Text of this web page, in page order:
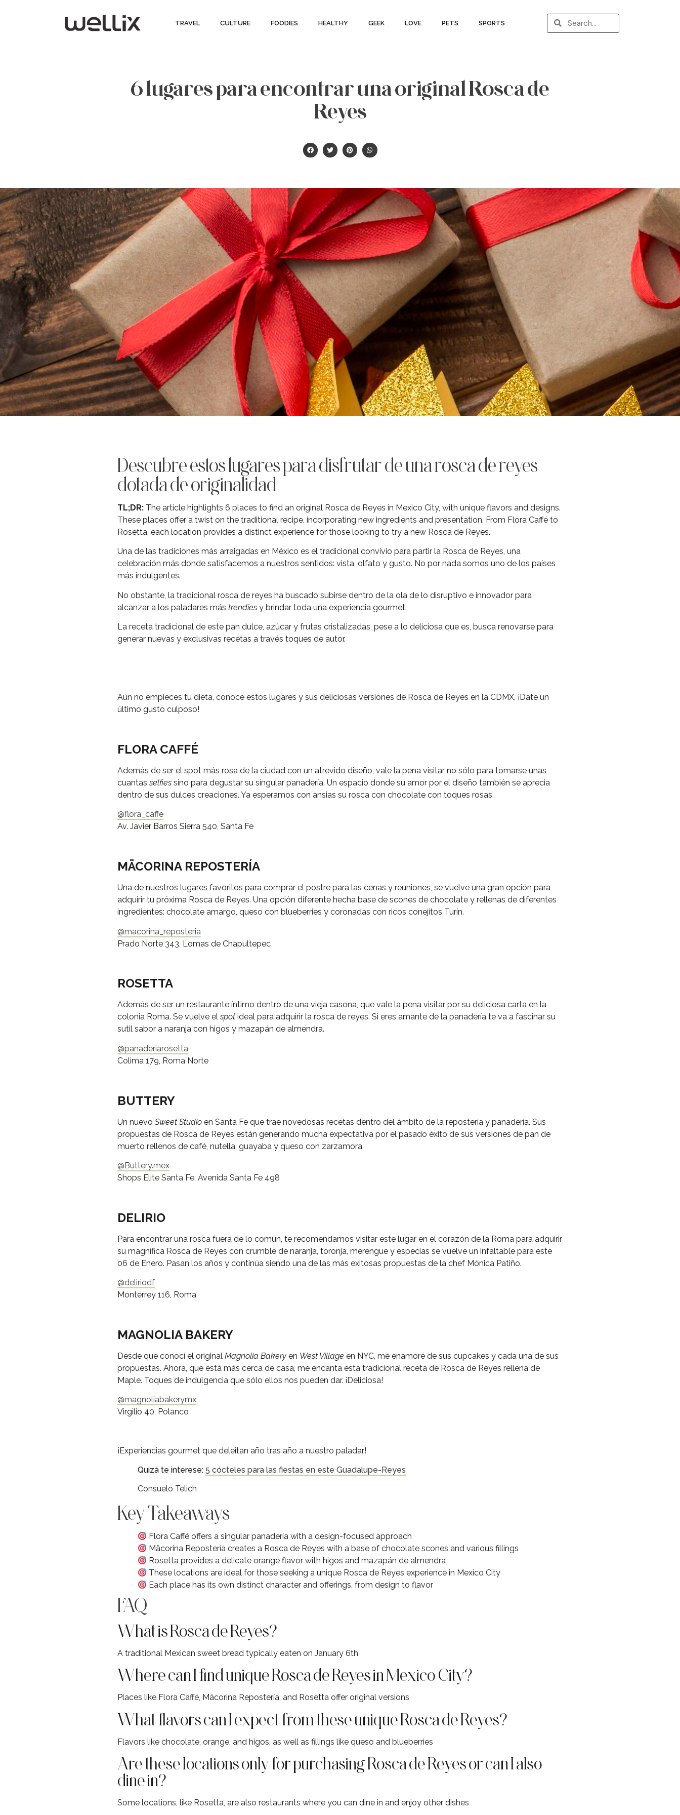
TRAVEL CULTURE FOODIES HEALTHY GEEK LOVE PETS SPORTS
6 lugares para encontrar una original Rosca de
Reyes
Descubre estos lugares para disfrutar de una rosca de reyes
dotada de originalidad
TL;DR: The article highlights 6 places to find an original Rosca de Reyes in Mexico City, with unique flavors and designs.
These places offer a twist on the traditional recipe, incorporating new ingredients and presentation. From Flora Caffé to
Rosetta, each location provides a distinct experience for those looking to try a new Rosca de Reyes.
Una de las tradiciones más arraigadas en México es el tradicional convivio para partir la Rosca de Reyes, una
celebración más donde satisfacemos a nuestros sentidos: vista, olfato y gusto. No por nada somos uno de los países
más indulgentes.
No obstante, la tradicional rosca de reyes ha buscado subirse dentro de la ola de lo disruptivo e innovador para
alcanzar a los paladares más trendies y brindar toda una experiencia gourmet.
La receta tradicional de este pan dulce, azúcar y frutas cristalizadas, pese a lo deliciosa que es, busca renovarse para
generar nuevas y exclusivas recetas a través toques de autor.
Aún no empieces tu dieta, conoce estos lugares y sus deliciosas versiones de Rosca de Reyes en la CDMX. ¡Date un
último gusto culposo!
FLORA CAFFÉ
Además de ser el spot más rosa de la ciudad con un atrevido diseño, vale la pena visitar no sólo para tomarse unas
cuantasselfies sino para degustar su singular panadería. Un espacio donde su amor por el diseño también se aprecia
dentro de sus dulces creaciones. Ya esperamos con ansias su rosca con chocolate con toques rosas.
@flora_caffe
Av. Javier Barros Sierra 540, Santa Fe
MÄCORINA REPOSTERÍA
Una de nuestros lugares favoritos para comprar el postre para las cenas y reuniones, se vuelve una gran opción para
adquirir tu próxima Rosca de Reyes. Una opción diferente hecha base de scones de chocolate y rellenas de diferentes
ingredientes: chocolate amargo, queso con blueberries y coronadas con ricos conejitos Turín.
@macorina_reposteria
Prado Norte 343, Lomas de Chapultepec
ROSETTA
Además de ser un restaurante íntimo dentro de una vieja casona, que vale la pena visitar por su deliciosa carta en la
colonia Roma. Se vuelve elspot ideal para adquirir la rosca de reyes. Si eres amante de la panadería te va a fascinar su
sutil sabor a naranja con higos y mazapán de almendra.
@panaderiarosetta
Colima 179, Roma Norte
BUTTERY
Un nuevo Sweet Studio en Santa Fe que trae novedosas recetas dentro del ámbito de la repostería y panadería. Sus
propuestas de Rosca de Reyes están generando mucha expectativa por el pasado éxito de sus versiones de pan de
muerto rellenos de café, nutella, guayaba y queso con zarzamora.
@Buttery.mex
Shops Elite Santa Fe. Avenida Santa Fe 498
DELIRIO
Para encontrar una rosca fuera de lo común, te recomendamos visitar este lugar en el corazón de la Roma para adquirir
su magnífica Rosca de Reyes con crumble de naranja, toronja, merengue y especias se vuelve un infaltable para este
06 de Enero. Pasan los años y continúa siendo una de las más exitosas propuestas de la chef Mónica Patiño.
@deliriodf
Monterrey 116, Roma
MAGNOLIA BAKERY
Desde que conocí el original Magnolia Bakery en West Village en NYC, me enamoré de sus cupcakes y cada una de sus
propuestas. Ahora, que está más cerca de casa, me encanta esta tradicional receta de Rosca de Reyes rellena de
Maple. Toques de indulgencia que sólo ellos nos pueden dar. ¡Deliciosa!
@magnoliabakerymx
Virgilio 40, Polanco
¡Experiencias gourmet que deleitan año tras año a nuestro paladar!
Quizá te interese: 5 cócteles para las fiestas en este Guadalupe-Reyes
Consuelo Telich
Key Takeaways
Flora Caffé offers a singular panadería with a design-focused approach
Mäcorina Repostería creates a Rosca de Reyes with a base of chocolate scones and various fillings
Rosetta provides a delicate orange flavor with higos and mazapán de almendra
These locations are ideal for those seeking a unique Rosca de Reyes experience in Mexico City
Each place has its own distinct character and offerings, from design to flavor
FAQ
What is Rosca de Reyes?
A traditional Mexican sweet bread typically eaten on January 6th
Where can I find unique Rosca de Reyes in Mexico City?
Places like Flora Caffé, Mäcorina Repostería, and Rosetta offer original versions
What flavors can I expect from these unique Rosca de Reyes?
Flavors like chocolate, orange, and higos, as well as fillings like queso and blueberries
Are these locations only for purchasing Rosca de Reyes or can I also
dine in?
Some locations, like Rosetta, are also restaurants where you can dine in and enjoy other dishes